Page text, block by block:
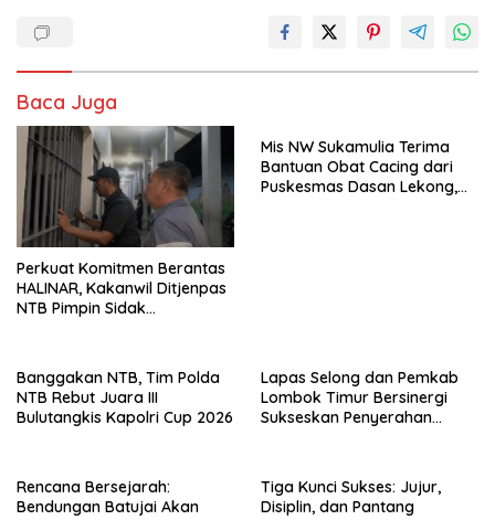
Baca Juga
Perkuat Komitmen Berantas
HALINAR, Kakanwil Ditjenpas
NTB Pimpin Sidak
Mis NW Sukamulia Terima
Bantuan Obat Cacing dari
Puskesmas Dasan Lekong,
Banggakan NTB, Tim Polda
NTB Rebut Juara III
Bulutangkis Kapolri Cup 2026
Lapas Selong dan Pemkab
Lombok Timur Bersinergi
Sukseskan Penyerahan
Rencana Bersejarah:
Bendungan Batujai Akan
Tiga Kunci Sukses: Jujur,
Disiplin, dan Pantang